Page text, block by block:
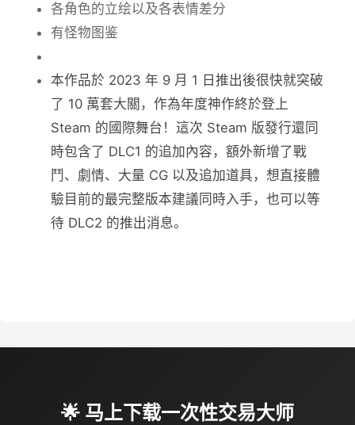
各角色的立绘以及各表情差分
有怪物图鉴
本作品於 2023 年 9 月 1 日推出後很快就突破
了 10 萬套大關，作為年度神作終於登上
Steam 的國際舞台！這次 Steam 版發行還同
時包含了 DLC1 的追加內容，額外新增了戰
鬥、劇情、大量 CG 以及追加道具，想直接體
驗目前的最完整版本建議同時入手，也可以等
待 DLC2 的推出消息。
🌟 马上下载一次性交易大师